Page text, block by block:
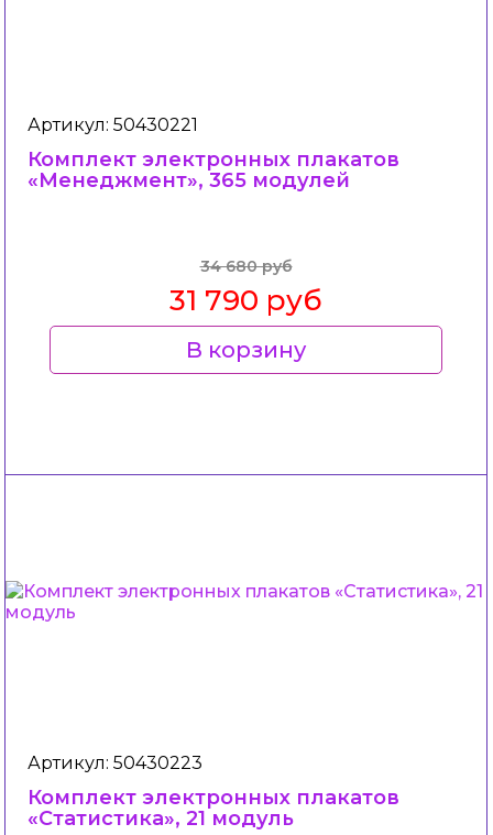
Артикул: 50430221
Комплект электронных плакатов
«Менеджмент», 365 модулей
34 680 руб
31 790 руб
В корзину
Артикул: 50430223
Комплект электронных плакатов
«Статистика», 21 модуль